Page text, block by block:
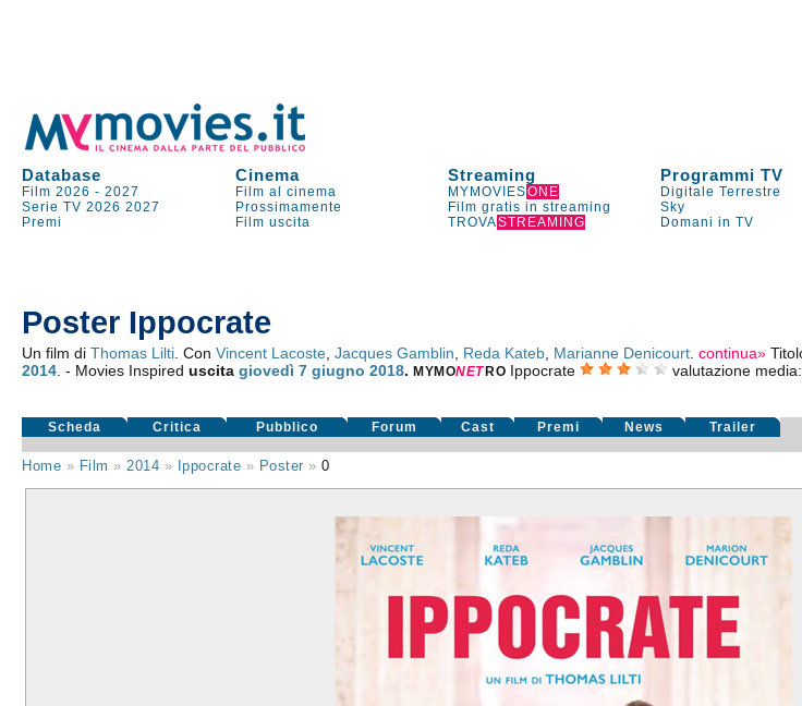
Database Cinema Streaming Programmi TV
Film 2026 -2027 Film al cinema MYMOVIESONE Digitale Terrestre
Serie TV 2026 2027 Prossimamente Film gratis in streaming Sky
Premi
Film uscita TROVASTREAMING Domani in TV
Poster Ippocrate
Un film diThomas Lilti . ConVincent Lacoste ,Jacques Gamblin Reda Kateb Marianne Denicourt .continua»
2014 . - Movies Inspireduscitagiovedì 7 giugno 2018.MYMONET RO Ippocrate valutazione media:
Scheda Critica Pubblico Forum Cast Premi News Trailer
Home » Film » 2014 » Ippocrate » Poster »0